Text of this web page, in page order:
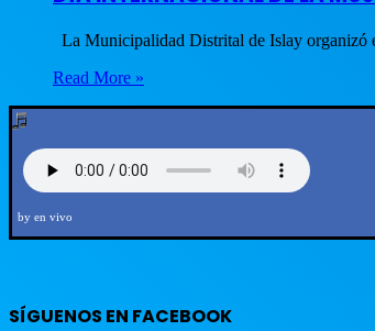
La Municipalidad Distrital de Islay organizó
Read More »
by en vivo
SÍGUENOS EN FACEBOOK